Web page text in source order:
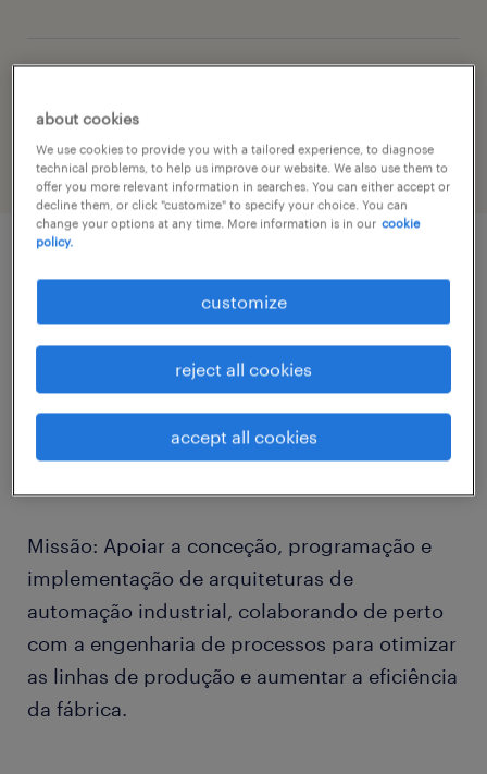
installation, maintenance & repair
job details
A Randstad encontra-se a recrutar um Junior
Control Systems Engineer para integrar uma
sólida empresa do setor de grande consumo
e bens alimentares na zona de Lisboa.
Missão: Apoiar a conceção, programação e
implementação de arquiteturas de
automação industrial, colaborando de perto
com a engenharia de processos para otimizar
as linhas de produção e aumentar a eficiência
da fábrica.
about cookies
We use cookies to provide you with a tailored experience, to diagnose
technical problems, to help us improve our website. We also use them to
offer you more relevant information in searches. You can either accept or
decline them, or click "customize" to specify your choice. You can
change your options at any time. More information is in our cookie
policy.
customize
reject all cookies
accept all cookies